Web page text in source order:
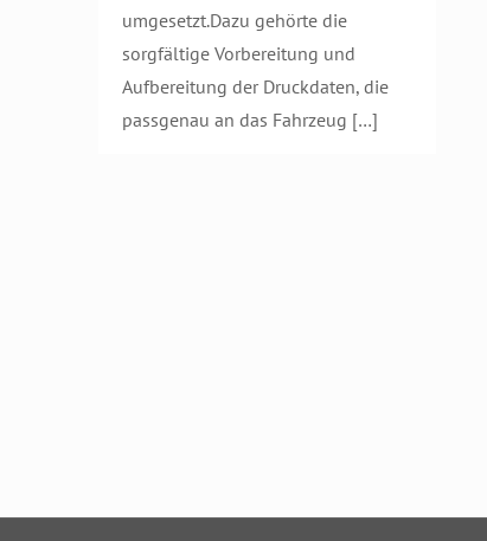
umgesetzt.Dazu gehörte die
sorgfältige Vorbereitung und
Aufbereitung der Druckdaten, die
passgenau an das Fahrzeug […]